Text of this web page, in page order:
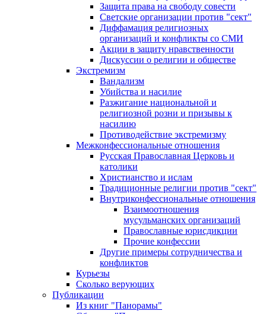
Защита права на свободу совести
Светские организации против "сект"
Диффамация религиозных
организаций и конфликты со СМИ
Акции в защиту нравственности
Дискуссии о религии и обществе
Экстремизм
Вандализм
Убийства и насилие
Разжигание национальной и
религиозной розни и призывы к
насилию
Противодействие экстремизму
Межконфессиональные отношения
Русская Православная Церковь и
католики
Христианство и ислам
Традиционные религии против "сект"
Внутриконфессиональные отношения
Взаимоотношения
мусульманских организаций
Православные юрисдикции
Прочие конфессии
Другие примеры сотрудничества и
конфликтов
Курьезы
Сколько верующих
Публикации
Из книг "Панорамы"